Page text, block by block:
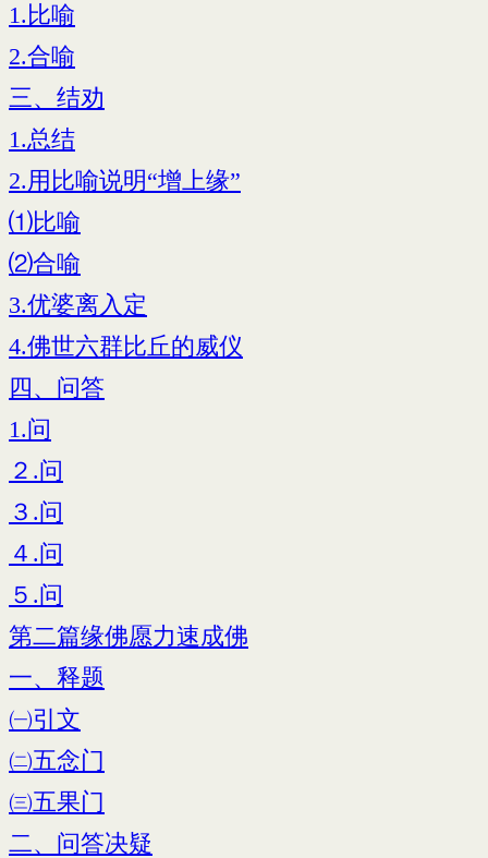
1.比喻
2.合喻
三、结劝
1.总结
2.用比喻说明“增上缘”
⑴比喻
⑵合喻
3.优婆离入定
4.佛世六群比丘的威仪
四、问答
1.问
２.问
３.问
４.问
５.问
第二篇缘佛愿力速成佛
一、释题
㈠引文
㈡五念门
㈢五果门
二、问答决疑